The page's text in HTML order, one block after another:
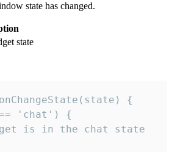
state has changed.
state
{
'chat') {
is in the chat state